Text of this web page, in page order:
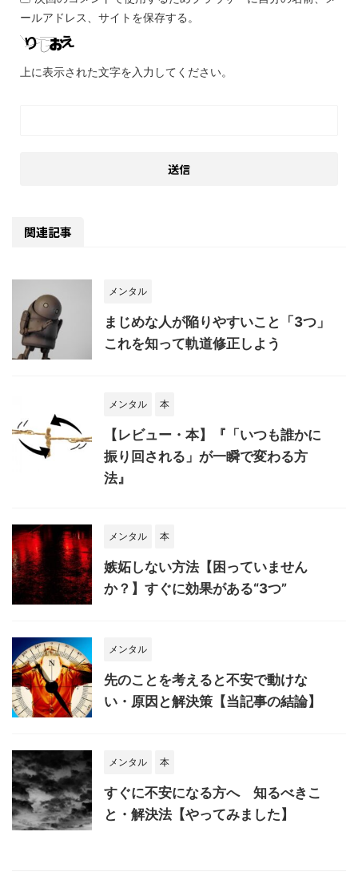
ールアドレス、サイトを保存する。
上に表示された文字を入力してください。
関連記事
メンタル
まじめな人が陥りやすいこと「3つ」
これを知って軌道修正しよう
メンタル 本
【レビュー・本】『「いつも誰かに
振り回される」が一瞬で変わる方
法』
メンタル 本
嫉妬しない方法【困っていません
か？】すぐに効果がある“3つ”
メンタル
先のことを考えると不安で動けな
い・原因と解決策【当記事の結論】
メンタル 本
すぐに不安になる方へ 知るべきこ
と・解決法【やってみました】